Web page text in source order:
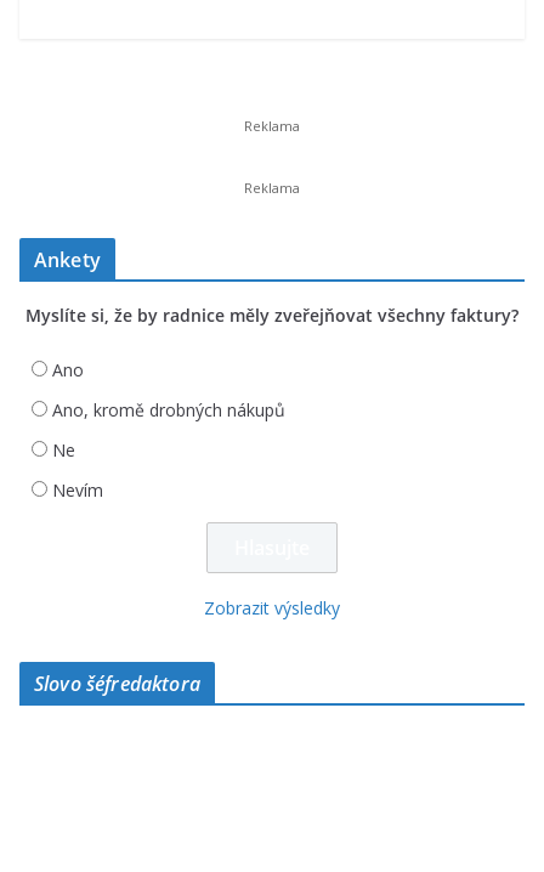
Ankety
Myslíte si, že by radnice měly zveřejňovat všechny faktury?
Ano
Ano, kromě drobných nákupů
Ne
Nevím
Zobrazit výsledky
Slovo šéfredaktora